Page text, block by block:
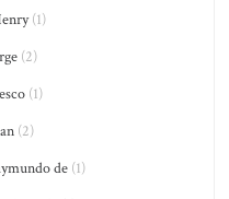
(1)
(2)
(1)
(2)
de (1)